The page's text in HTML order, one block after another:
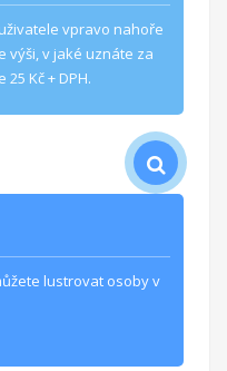
vpravo nahoře
výši, v jaké uznáte za
25 Kč + DPH.
lustrovat osoby v